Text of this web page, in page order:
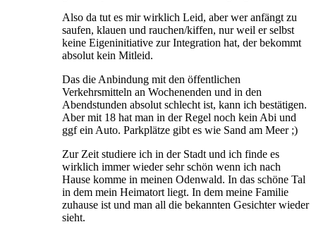
Also da tut es mir wirklich Leid, aber wer anfängt zu
saufen, klauen und rauchen/kiffen, nur weil er selbst
keine Eigeninitiative zur Integration hat, der bekommt
absolut kein Mitleid.
Das die Anbindung mit den öffentlichen
Verkehrsmitteln an Wochenenden und in den
Abendstunden absolut schlecht ist, kann ich bestätigen.
Aber mit 18 hat man in der Regel noch kein Abi und
ggf ein Auto. Parkplätze gibt es wie Sand am Meer ;)
Zur Zeit studiere ich in der Stadt und ich finde es
wirklich immer wieder sehr schön wenn ich nach
Hause komme in meinen Odenwald. In das schöne Tal
in dem mein Heimatort liegt. In dem meine Familie
zuhause ist und man all die bekannten Gesichter wieder
sieht.